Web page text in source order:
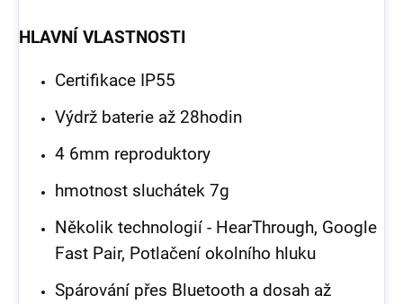
HLAVNÍ VLASTNOSTI
Certifikace IP55
Výdrž baterie až 28hodin
4 6mm reproduktory
hmotnost sluchátek 7g
Několik technologií - HearThrough, Google
Fast Pair, Potlačení okolního hluku
Spárování přes Bluetooth a dosah až